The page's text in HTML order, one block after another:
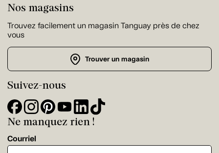
Nos magasins
Trouvez facilement un magasin Tanguay près de chez
vous
Trouver un magasin
Suivez-nous
Ne manquez rien !
Courriel